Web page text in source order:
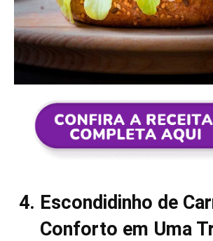
4. Escondidinho de
Conforto em Uma